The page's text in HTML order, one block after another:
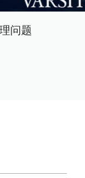
问题